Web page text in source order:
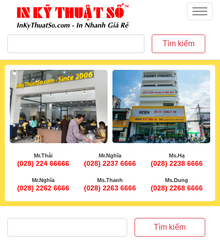
inkythuatso.com
Menu
Tìm kiếm
Mr.Thái
(028) 224 66666
Mr.Nghĩa
(028) 2237 6666
Ms.Hạ
(028) 2238 6666
Mr.Nghĩa
(028) 2262 6666
Ms.Thanh
(028) 2263 6666
Ms.Dung
(028) 2268 6666
Tìm kiếm